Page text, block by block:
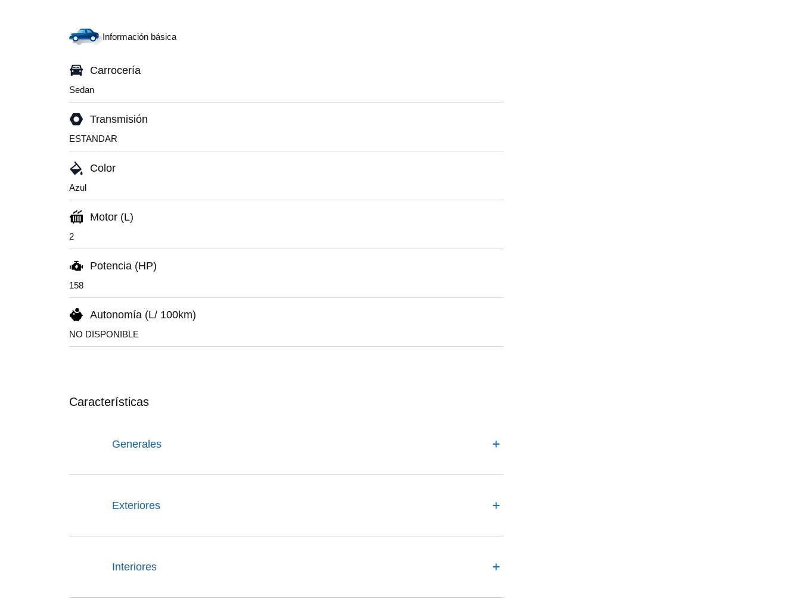
Información básica
Carrocería
Sedan
Transmisión
ESTANDAR
Color
Azul
Motor (L)
2
Potencia (HP)
158
Autonomía (L/ 100km)
NO DISPONIBLE
Características
Generales
Exteriores
Interiores